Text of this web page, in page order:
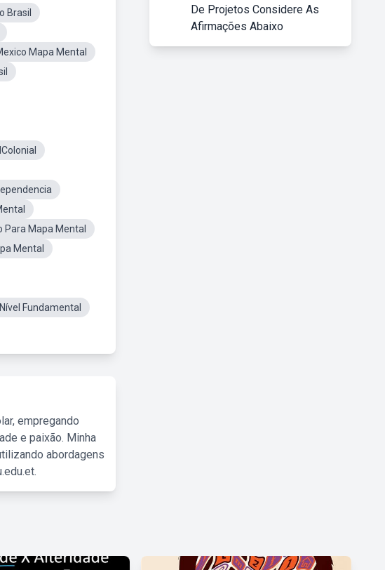
Brasil
Mapa Mental
Para Mapa Mental
Mental
Fundamental
empregando
e paixão. Minha
abordagens
De Projetos Considere As
Afirmações Abaixo